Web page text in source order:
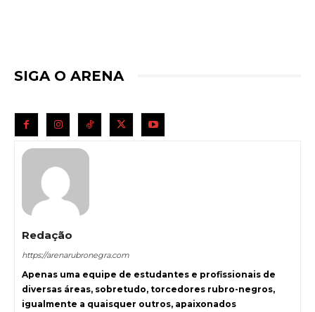
SIGA O ARENA
Redação
https://arenarubronegra.com
Apenas uma equipe de estudantes e profissionais de
diversas áreas, sobretudo, torcedores rubro-negros,
igualmente a quaisquer outros, apaixonados